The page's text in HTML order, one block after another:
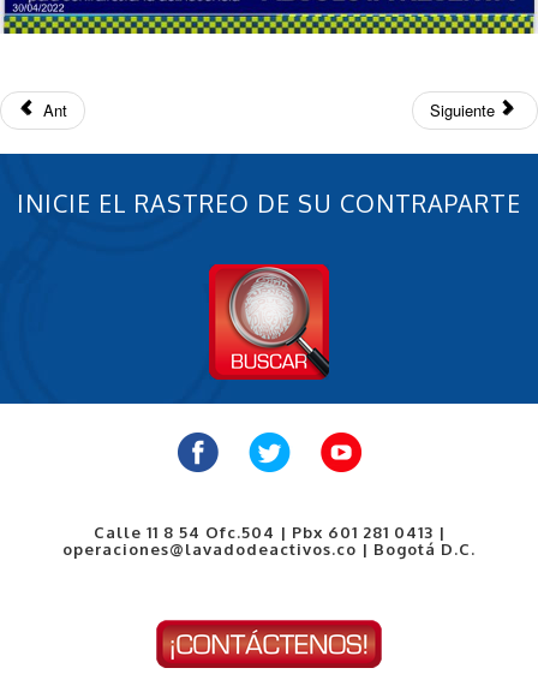
Ant Siguiente
INICIE EL RASTREO DE SU CONTRAPARTE
Calle 11 8 54 Ofc.504 | Pbx 601 281 0413 |
operaciones@lavadodeactivos.co | Bogotá D.C.